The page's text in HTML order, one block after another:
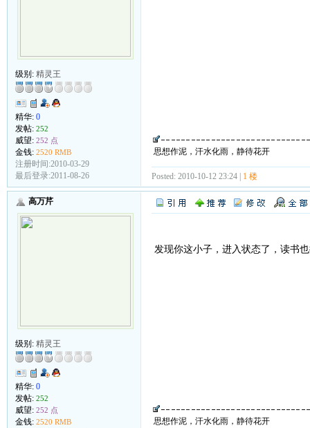
级别: 精灵王
精华: 0
发帖: 252
威望: 252 点
金钱: 2520 RMB
注册时间:2010-03-29
最后登录:2011-08-26
思想作泥，汗水化雨，静待花开
Posted: 2010-10-12 23:24 | 1 楼
高万芹
级别: 精灵王
精华: 0
发帖: 252
威望: 252 点
金钱: 2520 RMB
发现你这小子，进入状态了，读书
思想作泥，汗水化雨，静待花开